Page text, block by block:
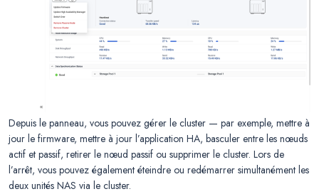
Depuis le panneau, vous pouvez gérer le cluster — par exemple, mettre à
jour le firmware, mettre à jour l’application HA, basculer entre les nœuds
actif et passif, retirer le nœud passif ou supprimer le cluster. Lors de
l’arrêt, vous pouvez également éteindre ou redémarrer simultanément les
deux unités NAS via le cluster.